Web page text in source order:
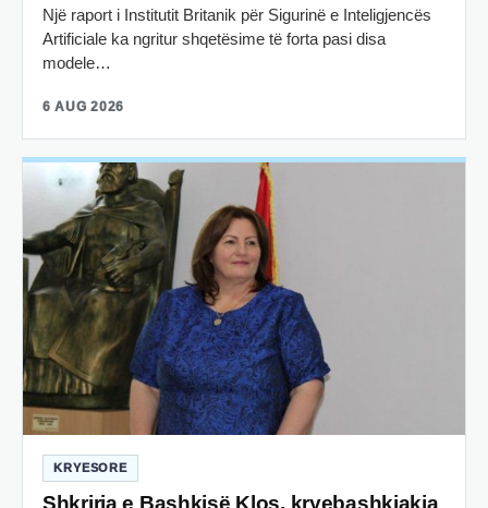
Një raport i Institutit Britanik për Sigurinë e Inteligjencës
Artificiale ka ngritur shqetësime të forta pasi disa
modele…
6 AUG 2026
KRYESORE
Shkrirja e Bashkisë Klos, kryebashkiakja